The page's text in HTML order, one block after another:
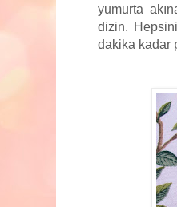
yumurta
dizin.
dakika kadar